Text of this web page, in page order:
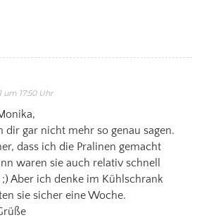
um 17:50 Uhr
dir gar nicht mehr so genau sagen.
dass ich die Pralinen gemacht
waren sie auch relativ schnell
Aber ich denke im Kühlschrank
sie sicher eine Woche.